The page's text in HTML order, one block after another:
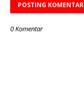
POSTING KOMENTAR
0 Komentar